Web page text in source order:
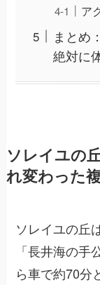
ア
まとめ
絶対に
ソレイユの
れ変わった
ソレイユの丘
「長井海の
ら車で約70分